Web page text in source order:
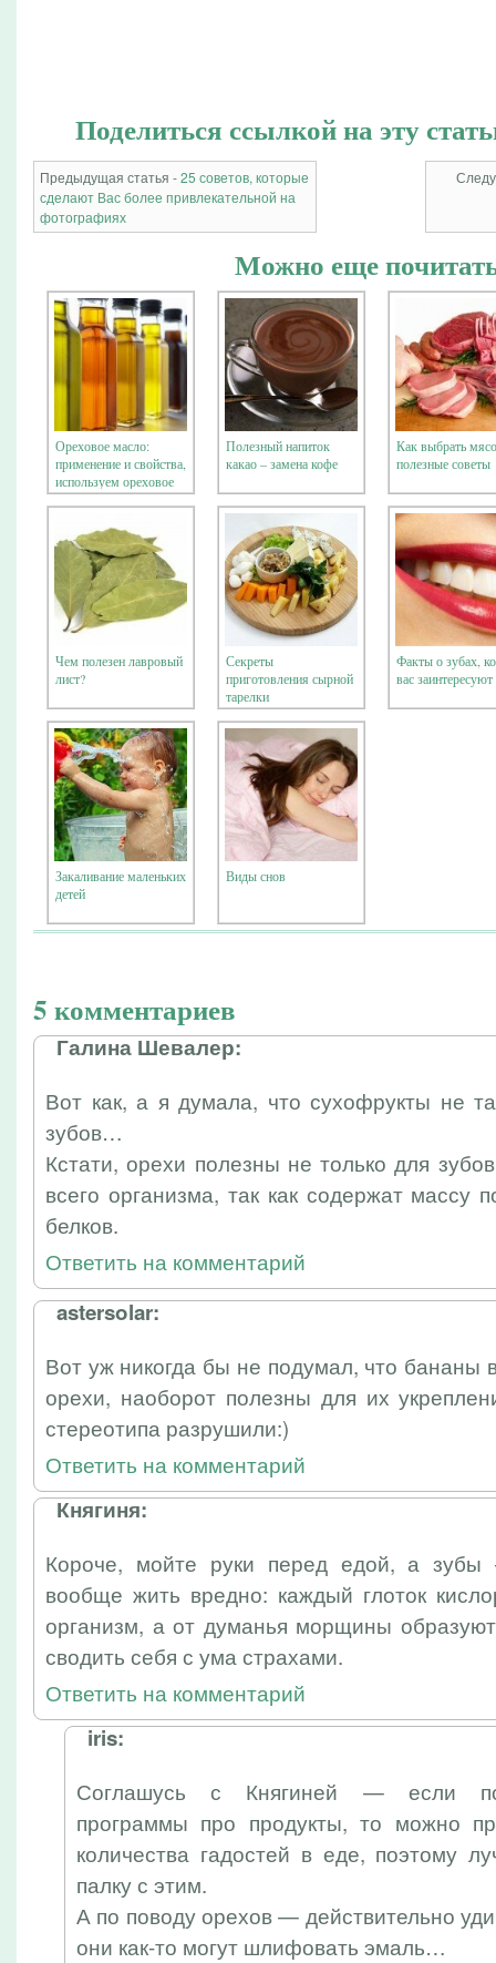
Поделиться ссылкой на эту
Предыдущая статья -25 советов, которые
сделают Вас более привлекательной на
фотографиях
Можно еще
Ореховое масло:
применение и свойства,
используем ореховое
масло для еды
Полезный напиток
какао – замена кофе
Как выбрать
полезные советы
Чем полезен лавровый
лист?
Секреты
приготовления сырной
тарелки
Факты о зубах,
вас заинтересуют
Закаливание маленьких
детей
Виды снов
5 комментариев
Галина Шевалер:
Вот как, а я думала, что сухофрукты не
зубов…
Кстати, орехи полезны не только для
всего организма, так как содержат массу
белков.
Ответить на комментарий
astersolar:
Вот уж никогда бы не подумал, что бананы
орехи, наоборот полезны для их
стереотипа разрушили:)
Ответить на комментарий
Княгиня:
Короче, мойте руки перед едой, а
вообще жить вредно: каждый глоток
организм, а от думанья морщины
сводить себя с ума страхами.
Ответить на комментарий
iris:
Соглашусь с Княгиней — если
программы про продукты, то можно
количества гадостей в еде, поэтому
палку с этим.
А по поводу орехов — действительно
они как-то могут шлифовать эмаль…